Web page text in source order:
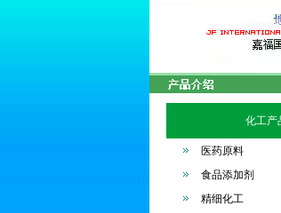
化工产
医药原料
食品添加剂
精细化工